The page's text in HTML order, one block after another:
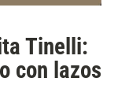
Tinelli:
con lazos